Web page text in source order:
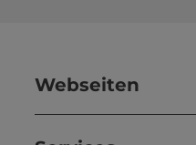
Webseiten